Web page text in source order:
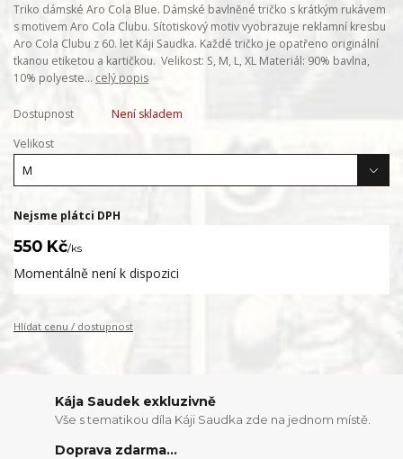
Triko dámské Aro Cola Blue. Dámské bavlněné tričko s krátkým rukávem
s motivem Aro Cola Clubu. Sítotiskový motiv vyobrazuje reklamní kresbu
Aro Cola Clubu z 60. let Káji Saudka. Každé tričko je opatřeno originální
tkanou etiketou a kartičkou. Velikost: S, M, L, XL Materiál: 90% bavlna,
10% polyeste... celý popis
Dostupnost
Není skladem
Velikost
Nejsme plátci DPH
550 Kč/ks
Momentálně není k dispozici
Hlídat cenu / dostupnost
Kája Saudek exkluzivně
Vše s tematikou díla Káji Saudka zde na jednom místě.
Doprava zdarma...